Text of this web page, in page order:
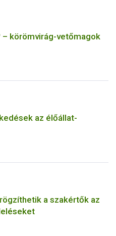
– körömvirág-vetőmagok
az élőállat-
a szakértők az